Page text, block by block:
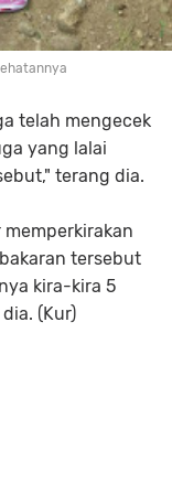
telah mengecek
yang lalai
terang dia.
memperkirakan
tersebut
kira-kira 5
(Kur)